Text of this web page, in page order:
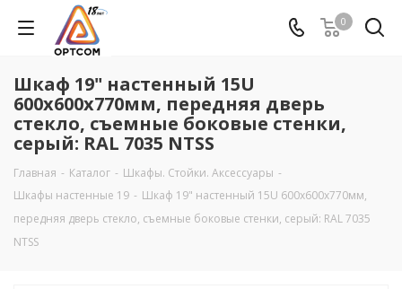
0
Шкаф 19" настенный 15U
600х600х770мм, передняя дверь
стекло, съемные боковые стенки,
серый: RAL 7035 NTSS
Главная - Каталог - Шкафы. Стойки. Аксесcуары -
Шкафы настенные 19 - Шкаф 19" настенный 15U 600х600х770мм,
передняя дверь стекло, съемные боковые стенки, серый: RAL 7035
NTSS